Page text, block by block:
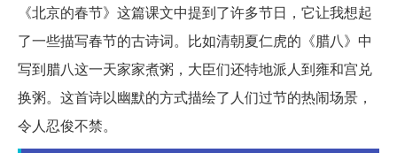
《北京的春节》这篇课文中提到了许多节日，它让我想起
了一些描写春节的古诗词。比如清朝夏仁虎的《腊八》中
写到腊八这一天家家煮粥，大臣们还特地派人到雍和宫兑
换粥。这首诗以幽默的方式描绘了人们过节的热闹场景，
令人忍俊不禁。